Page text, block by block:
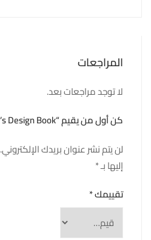
المراجعات
لا توجد مراجعات بعد.
كن أول من يقيم “The Non-Designer’s Design Book”
لن يتم نشر عنوان بريدك الإلكتروني.
إليها بـ*
تقييمك*